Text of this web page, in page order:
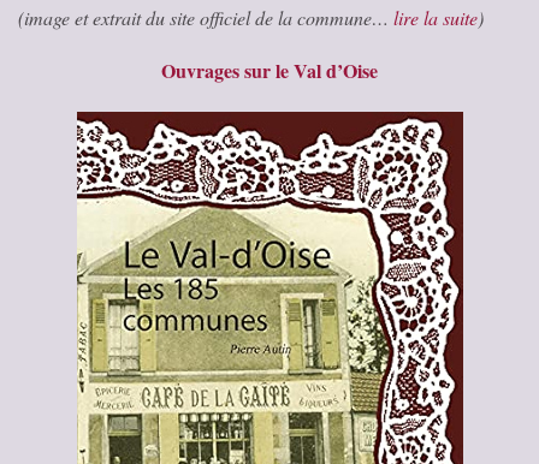
(image et extrait du site officiel de la commune… lire la suite)
Ouvrages sur le Val d’Oise